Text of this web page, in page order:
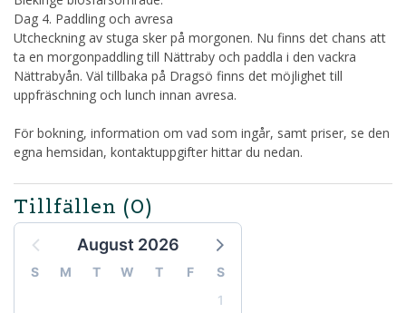
Dag 4. Paddling och avresa
Utcheckning av stuga sker på morgonen. Nu finns det chans att
ta en morgonpaddling till Nättraby och paddla i den vackra
Nättrabyån. Väl tillbaka på Dragsö finns det möjlighet till
uppfräschning och lunch innan avresa.
För bokning, information om vad som ingår, samt priser, se den
egna hemsidan, kontaktuppgifter hittar du nedan.
Tillfällen (0)
August 2026
S M T W T F
S
1